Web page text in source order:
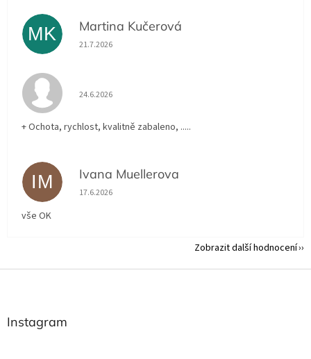
MK Martina Kučerová
Hodnocení obchodu je 5 z 5 hvězdiček.
21.7.2026
Hodnocení obchodu je 5 z 5 hvězdiček.
24.6.2026
+ Ochota, rychlost, kvalitně zabaleno, .....
IM Ivana Muellerova
Hodnocení obchodu je 5 z 5 hvězdiček.
17.6.2026
vše OK
Zobrazit další hodnocení
Z
Instagram